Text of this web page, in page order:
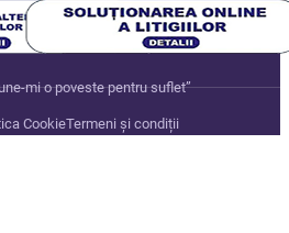
mi o poveste pentru suflet”
CookieTermeni și condiții